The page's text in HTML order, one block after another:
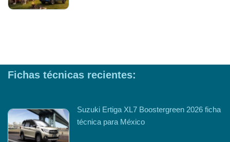
Fichas técnicas recientes:
Suzuki Ertiga XL7 Boostergreen 2026 ficha
técnica para México